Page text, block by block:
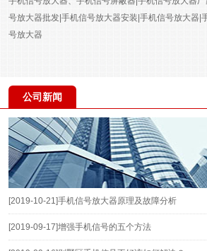
号放大器批发|手机信号放大器安装|手机信号放大器|
号放大器
公司新闻
[2019-10-21]手机信号放大器原理及故障分析
[2019-09-17]增强手机信号的五个方法